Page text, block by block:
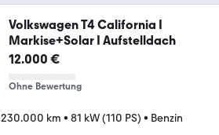
Volkswagen T4 California I
Markise+Solar I Aufstelldach
12.000 €
Ohne Bewertung
230.000 km • 81 kW (110 PS) • Benzin